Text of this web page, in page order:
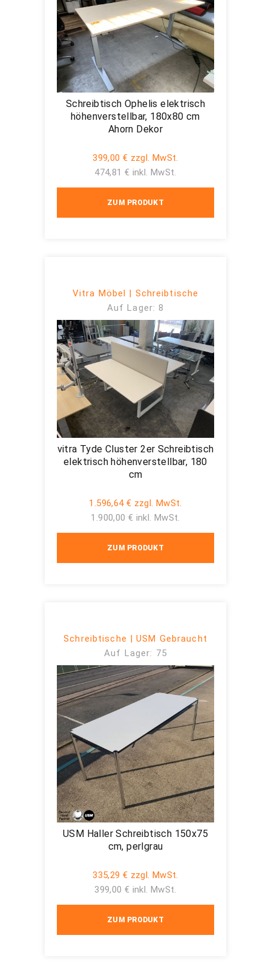
Schreibtisch Ophelis elektrisch
höhenverstellbar, 180x80 cm
Ahorn Dekor
399,00 € zzgl. MwSt.
474,81 € inkl. MwSt.
ZUM PRODUKT
Vitra Möbel | Schreibtische
Auf Lager: 8
vitra Tyde Cluster 2er Schreibtisch
elektrisch höhenverstellbar, 180
cm
1.596,64 € zzgl. MwSt.
1.900,00 € inkl. MwSt.
ZUM PRODUKT
Schreibtische | USM Gebraucht
Auf Lager: 75
USM Haller Schreibtisch 150x75
cm, perlgrau
335,29 € zzgl. MwSt.
399,00 € inkl. MwSt.
ZUM PRODUKT